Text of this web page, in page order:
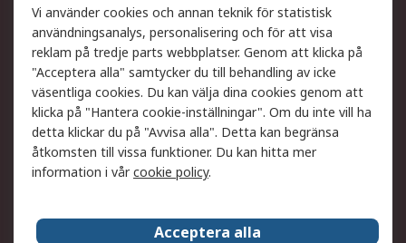
Ditt lokala säljteam
Exportlösningar
Support
Få hjälp
Retur av varor
Leverans
Spåra din order
Begär en fakturakopi
Fördelar med RS-konto
Betalningsalternativ
Vi använder cookies och annan teknik för statistisk
användningsanalys, personalisering och för att visa
reklam på tredje parts webbplatser. Genom att klicka på
"Acceptera alla" samtycker du till behandling av icke
väsentliga cookies. Du kan välja dina cookies genom att
klicka på "Hantera cookie-inställningar". Om du inte vill ha
detta klickar du på "Avvisa alla". Detta kan begränsa
åtkomsten till vissa funktioner. Du kan hitta mer
information i vårcookie policy.
Acceptera alla